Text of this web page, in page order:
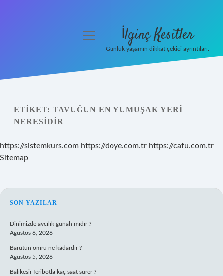
Yasal Uyarı
menüyü
İlginç Kesitler
Günlük yaşamın dikkat çekici ayrıntıları.
ETIKET: TAVUĞUN EN YUMUŞAK YERI
NERESIDIR
https://sistemkurs.com https://doye.com.tr https://cafu.com.tr
Sitemap
SIDEBAR
SON YAZILAR
Dinimizde avcılık günah mıdır ?
Ağustos 6, 2026
Barutun ömrü ne kadardır ?
Ağustos 5, 2026
Balıkesir feribotla kaç saat sürer ?